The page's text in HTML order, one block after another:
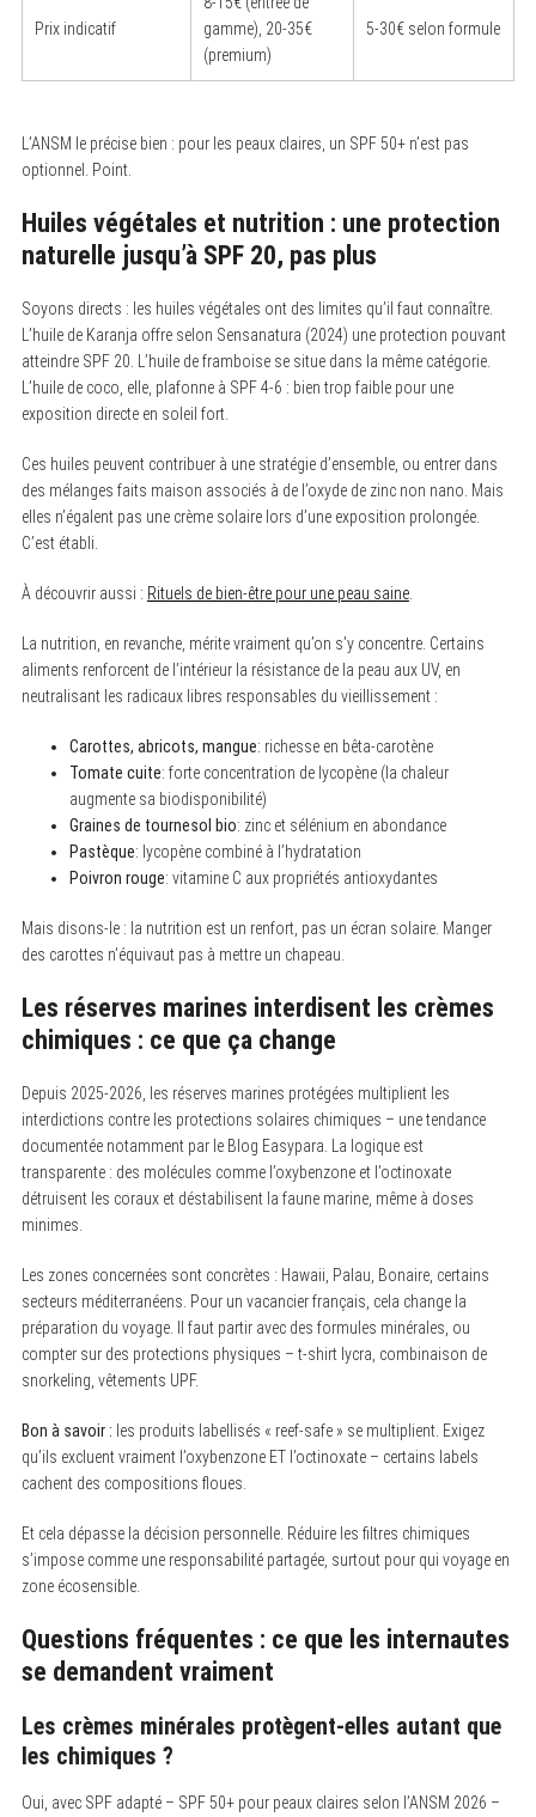
Prix indicatif
gamme), 20-35€
(premium)
5-30€ selon formule
L’ANSM le précise bien : pour les peaux claires, un SPF 50+ n’est pas
optionnel. Point.
Huiles végétales et nutrition : une protection
naturelle jusqu’à SPF 20, pas plus
Soyons directs : les huiles végétales ont des limites qu’il faut connaître.
L’huile de Karanja offre selon Sensanatura (2024) une protection pouvant
atteindre SPF 20. L’huile de framboise se situe dans la même catégorie.
L’huile de coco, elle, plafonne à SPF 4-6 : bien trop faible pour une
exposition directe en soleil fort.
Ces huiles peuvent contribuer à une stratégie d’ensemble, ou entrer dans
des mélanges faits maison associés à de l’oxyde de zinc non nano. Mais
elles n’égalent pas une crème solaire lors d’une exposition prolongée.
C’est établi.
À découvrir aussi : Rituels de bien-être pour une peau saine.
La nutrition, en revanche, mérite vraiment qu’on s’y concentre. Certains
aliments renforcent de l’intérieur la résistance de la peau aux UV, en
neutralisant les radicaux libres responsables du vieillissement :
Carottes, abricots, mangue: richesse en bêta-carotène
Tomate cuite: forte concentration de lycopène (la chaleur
augmente sa biodisponibilité)
Graines de tournesol bio: zinc et sélénium en abondance
Pastèque: lycopène combiné à l’hydratation
Poivron rouge: vitamine C aux propriétés antioxydantes
Mais disons-le : la nutrition est un renfort, pas un écran solaire. Manger
des carottes n’équivaut pas à mettre un chapeau.
Les réserves marines interdisent les crèmes
chimiques : ce que ça change
Depuis 2025-2026, les réserves marines protégées multiplient les
interdictions contre les protections solaires chimiques – une tendance
documentée notamment par le Blog Easypara. La logique est
transparente : des molécules comme l’oxybenzone et l’octinoxate
détruisent les coraux et déstabilisent la faune marine, même à doses
minimes.
Les zones concernées sont concrètes : Hawaii, Palau, Bonaire, certains
secteurs méditerranéens. Pour un vacancier français, cela change la
préparation du voyage. Il faut partir avec des formules minérales, ou
compter sur des protections physiques – t-shirt lycra, combinaison de
snorkeling, vêtements UPF.
Bon à savoir : les produits labellisés « reef-safe » se multiplient. Exigez
qu’ils excluent vraiment l’oxybenzone ET l’octinoxate – certains labels
cachent des compositions floues.
Et cela dépasse la décision personnelle. Réduire les filtres chimiques
s’impose comme une responsabilité partagée, surtout pour qui voyage en
zone écosensible.
Questions fréquentes : ce que les internautes
se demandent vraiment
Les crèmes minérales protègent-elles autant que
les chimiques ?
Oui, avec SPF adapté – SPF 50+ pour peaux claires selon l’ANSM 2026 –